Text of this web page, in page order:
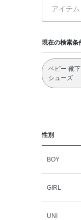
現在の検索条
ベビー 靴
シューズ
性別
BOY
GIRL
UNI